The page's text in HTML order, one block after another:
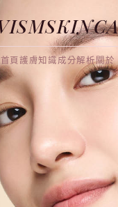
首頁護膚知識成分解析關於